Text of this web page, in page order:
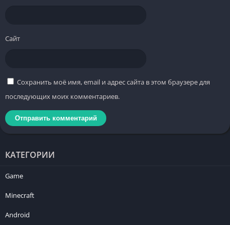
Сайт
Сохранить моё имя, email и адрес сайта в этом браузере для
последующих моих комментариев.
КАТЕГОРИИ
Game
Minecraft
Android